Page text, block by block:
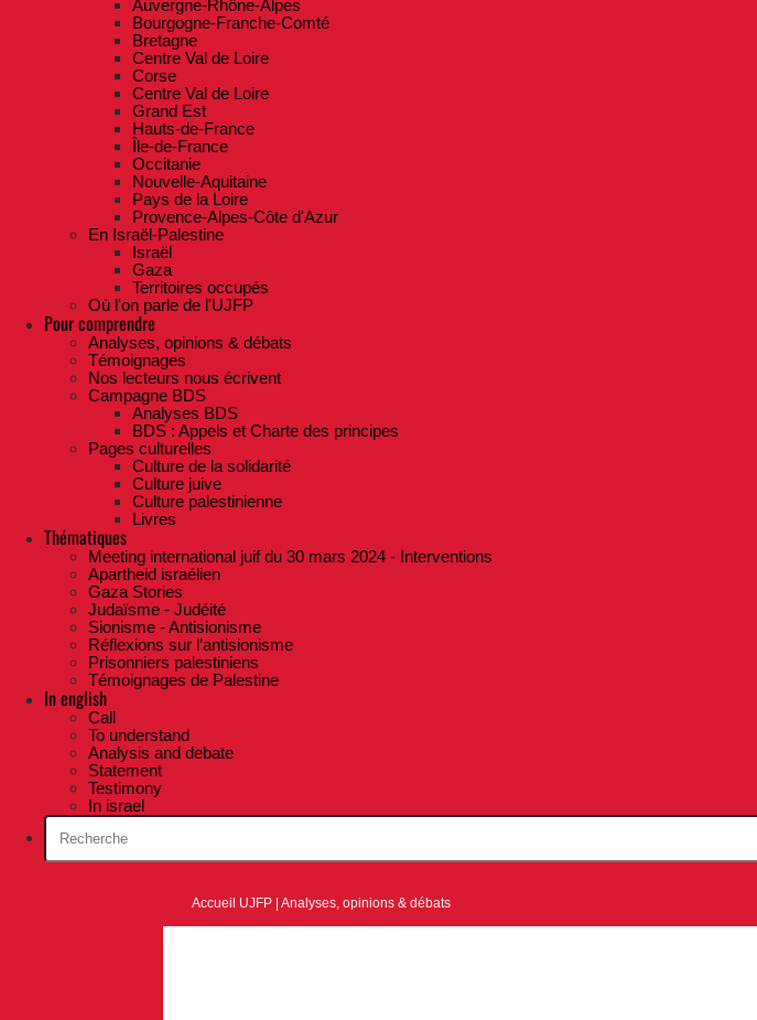
Auvergne-Rhône-Alpes
Bourgogne-Franche-Comté
Bretagne
Centre Val de Loire
Corse
Centre Val de Loire
Grand Est
Hauts-de-France
Île-de-France
Occitanie
Nouvelle-Aquitaine
Pays de la Loire
Provence-Alpes-Côte d'Azur
En Israël-Palestine
Israël
Gaza
Territoires occupés
Où l'on parle de l'UJFP
Pour comprendre
Analyses, opinions & débats
Témoignages
Nos lecteurs nous écrivent
Campagne BDS
Analyses BDS
BDS : Appels et Charte des principes
Pages culturelles
Culture de la solidarité
Culture juive
Culture palestinienne
Livres
Thématiques
Meeting international juif du 30 mars 2024 - Interventions
Apartheid israélien
Gaza Stories
Judaïsme - Judéité
Sionisme - Antisionisme
Réflexions sur l’antisionisme
Prisonniers palestiniens
Témoignages de Palestine
In english
Call
To understand
Analysis and debate
Statement
Testimony
In israel
Accueil UJFP |Analyses, opinions & débats